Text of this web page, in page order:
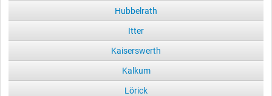
Hubbelrath
Itter
Kaiserswerth
Kalkum
Lörick